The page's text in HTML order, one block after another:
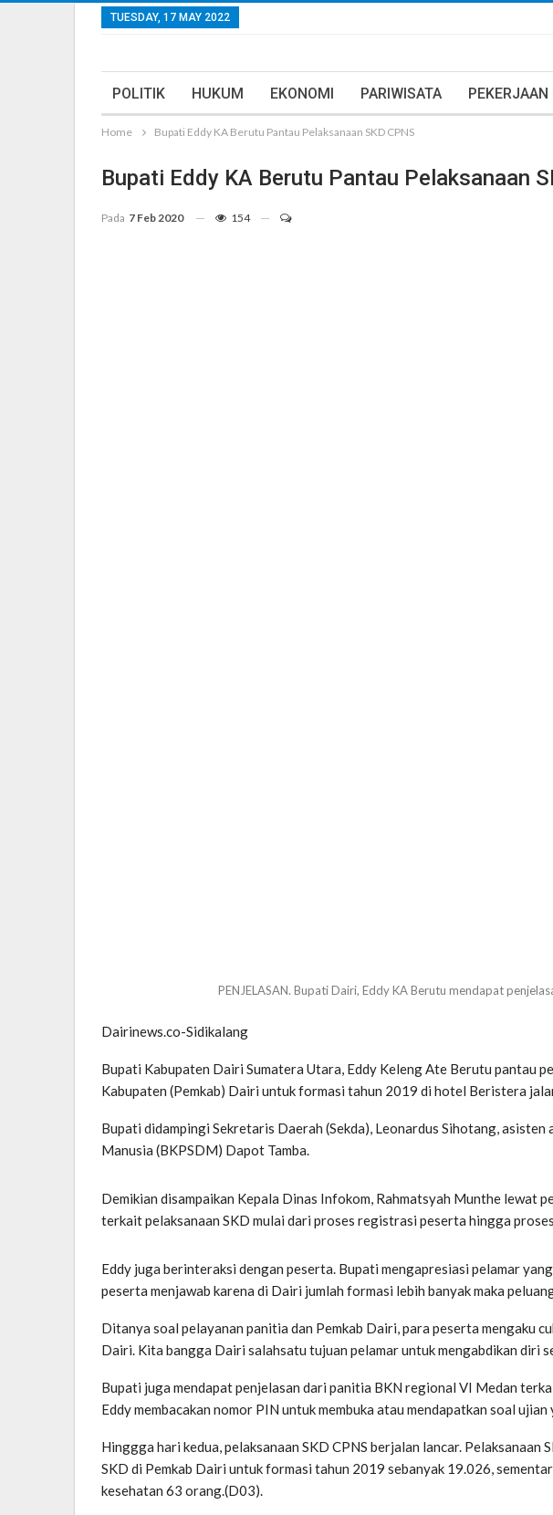
TUESDAY, 17 MAY 2022
POLITIK HUKUM EKONOMI PARIWISATA
Home Bupati Eddy KA Berutu Pantau Pelaksanaan SKD CPNS
Bupati Eddy KA Berutu Pantau Pelaksanaan
Pada 7 Feb 2020 154
PENJELASAN. Bupati Dairi, Eddy KA Berutu mendapat
Dairinews.co-Sidikalang
Bupati Kabupaten Dairi Sumatera Utara, Eddy Keleng Ate Berutu pantau
Kabupaten (Pemkab) Dairi untuk formasi tahun 2019 di hotel Beristera
Bupati didampingi Sekretaris Daerah (Sekda), Leonardus Sihotang,
Manusia (BKPSDM) Dapot Tamba.
Demikian disampaikan Kepala Dinas Infokom, Rahmatsyah Munthe lewat
terkait pelaksanaan SKD mulai dari proses registrasi peserta hingga
Eddy juga berinteraksi dengan peserta. Bupati mengapresiasi pelamar
peserta menjawab karena di Dairi jumlah formasi lebih banyak maka
Ditanya soal pelayanan panitia dan Pemkab Dairi, para peserta mengaku
Dairi. Kita bangga Dairi salahsatu tujuan pelamar untuk mengabdikan diri
Bupati juga mendapat penjelasan dari panitia BKN regional VI Medan
Eddy membacakan nomor PIN untuk membuka atau mendapatkan soal
Hinggga hari kedua, pelaksanaan SKD CPNS berjalan lancar.
SKD di Pemkab Dairi untuk formasi tahun 2019 sebanyak 19.026,
kesehatan 63 orang.(D03).